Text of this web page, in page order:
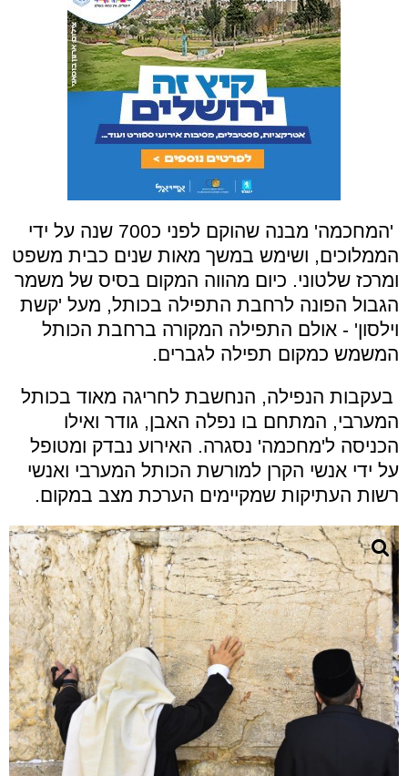
'המחכמה' מבנה שהוקם לפני כ700 שנה על ידי
הממלוכים, ושימש במשך מאות שנים כבית משפט
ומרכז שלטוני. כיום מהווה המקום בסיס של משמר
הגבול הפונה לרחבת התפילה בכותל, מעל 'קשת
וילסון' - אולם התפילה המקורה ברחבת הכותל
המשמש כמקום תפילה לגברים.
בעקבות הנפילה, הנחשבת לחריגה מאוד בכותל
המערבי, המתחם בו נפלה האבן, גודר ואילו
הכניסה ל'מחכמה' נסגרה. האירוע נבדק ומטופל
על ידי אנשי הקרן למורשת הכותל המערבי ואנשי
רשות העתיקות שמקיימים הערכת מצב במקום.